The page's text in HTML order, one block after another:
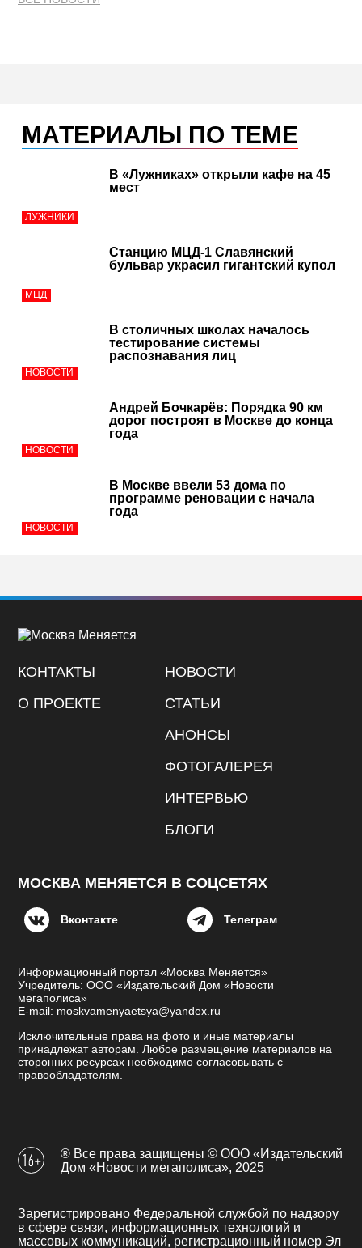
МАТЕРИАЛЫ ПО ТЕМЕ
ЛУЖНИКИ
В «Лужниках» открыли кафе на 45
мест
МЦД
Станцию МЦД-1 Славянский
бульвар украсил гигантский купол
НОВОСТИ
В столичных школах началось
тестирование системы
распознавания лиц
НОВОСТИ
Андрей Бочкарёв: Порядка 90 км
дорог построят в Москве до конца
года
НОВОСТИ
В Москве ввели 53 дома по
программе реновации с начала
года
КОНТАКТЫ
О ПРОЕКТЕ
НОВОСТИ
СТАТЬИ
АНОНСЫ
ФОТОГАЛЕРЕЯ
ИНТЕРВЬЮ
БЛОГИ
МОСКВА МЕНЯЕТСЯ В СОЦСЕТЯХ
Вконтакте Телеграм
Информационный портал «Москва Меняется»
Учредитель: ООО «Издательский Дом «Новости
мегаполиса»
E-mail: moskvamenyaetsya@yandex.ru
Исключительные права на фото и иные материалы
принадлежат авторам. Любое размещение материалов на
сторонних ресурсах необходимо согласовывать с
правообладателям.
® Все права защищены © ООО «Издательский
Дом «Новости мегаполиса», 2025
Зарегистрировано Федеральной службой по надзору
в сфере связи, информационных технологий и
массовых коммуникаций, регистрационный номер Эл